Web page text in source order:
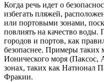
Когда речь идет о
избегать пляжей,
или портовыми зонами,
повлиять на качество
городов и портов, как
безопаснее. Примеры таких
Ионического моря (Паксос,
зонах, таких как Натионал
Фракии.